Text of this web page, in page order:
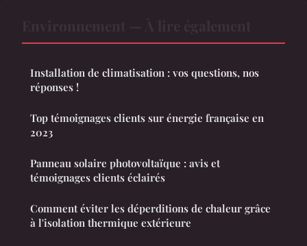
Installation de climatisation : vos questions, nos
réponses !
Top témoignages clients sur énergie française en
2023
Panneau solaire photovoltaïque : avis et
témoignages clients éclairés
Comment éviter les déperditions de chaleur grâce
à l'isolation thermique extérieure